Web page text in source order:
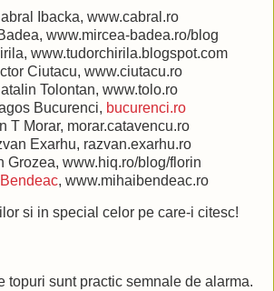
Ibacka, www.cabral.ro
www.mircea-badea.ro/blog
www.tudorchirila.blogspot.com
Ciutacu, www.ciutacu.ro
Tolontan, www.tolo.ro
Bucurenci, bucurenci.ro
Morar, morar.catavencu.ro
Exarhu, razvan.exarhu.ro
www.hiq.ro/blog/florin
Bendeac, www.mihaibendeac.ro
si in special celor pe care-i citesc!
topuri sunt practic semnale de alarma.